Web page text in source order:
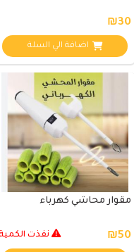
₪30
اضافة الي السلة
مقوار محاشي كهرباء
₪50 نفذت